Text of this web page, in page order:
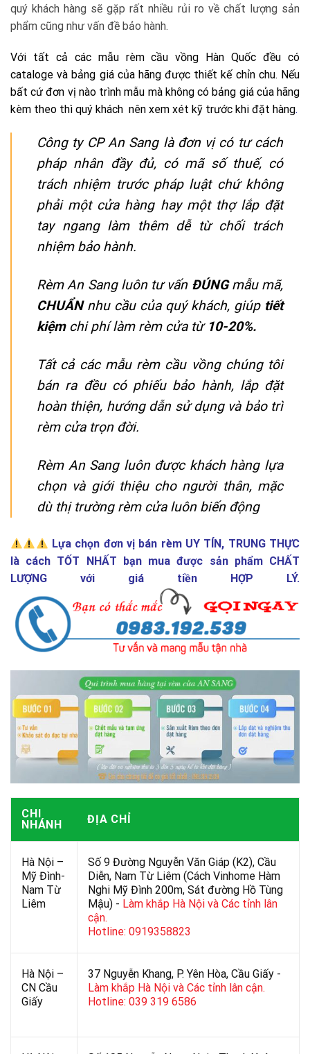
quý khách hàng sẽ gặp rất nhiều rủi ro về chất lượng sản
phẩm cũng như vấn đề bảo hành.
Với tất cả các mẫu rèm cầu vồng Hàn Quốc đều có
cataloge và bảng giá của hãng được thiết kế chỉn chu. Nếu
bất cứ đơn vị nào trình mẫu mà không có bảng giá của hãng
kèm theo thì quý khách nên xem xét kỹ trước khi đặt hàng.
Công ty CP An Sang là đơn vị có tư cách
pháp nhân đầy đủ, có mã số thuế, có
trách nhiệm trước pháp luật chứ không
phải một cửa hàng hay một thợ lắp đặt
tay ngang làm thêm dễ từ chối trách
nhiệm bảo hành.
Rèm An Sang luôn tư vấn ĐÚNGmẫu mã,
CHUẨNnhu cầu của quý khách, giúp tiết
kiệmchi phí làm rèm cửa từ 10-20%.
Tất cả các mẫu rèm cầu vồng chúng tôi
bán ra đều có phiếu bảo hành, lắp đặt
hoàn thiện, hướng dẫn sử dụng và bảo trì
rèm cửa trọn đời.
Rèm An Sang luôn được khách hàng lựa
chọn và giới thiệu cho người thân, mặc
dù thị trường rèm cửa luôn biến động
Lựa chọn đơn vị bán rèm UY TÍN, TRUNG THỰC
là cách TỐT NHẤT bạn mua được sản phẩm CHẤT
LƯỢNG với giá tiền HỢP LÝ.
CHI
NHÁNH
ĐỊA CHỈ
Hà Nội –
Mỹ Đình-
Nam Từ
Liêm
Số 9 Đường Nguyễn Văn Giáp (K2), Cầu
Diễn, Nam Từ Liêm (Cách Vinhome Hàm
Nghi Mỹ Đình 200m, Sát đường Hồ Tùng
Mậu) - Làm khắp Hà Nội và Các tỉnh lân
cận.
Hotline: 0919358823
Hà Nội –
CN Cầu
Giấy
37 Nguyễn Khang, P. Yên Hòa, Cầu Giấy -
Làm khắp Hà Nội và Các tỉnh lân cận.
Hotline: 039 319 6586